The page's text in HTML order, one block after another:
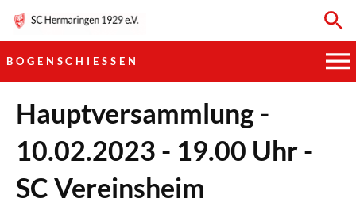
BOGENSCHIESSEN
HAUPTVEREIN
SPORTKEGELN
FUSSBALL
Hauptversammlung -
10.02.2023 - 19.00 Uhr -
SC Vereinsheim